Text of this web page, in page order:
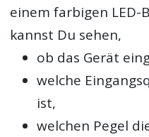
einem farbigen LED-
kannst Du sehen,
ob das Gerät
welche
ist,
welchen Pegel